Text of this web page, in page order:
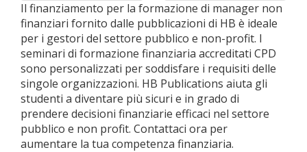
Il finanziamento per la formazione di manager non
finanziari fornito dalle pubblicazioni di HB è ideale
per i gestori del settore pubblico e non-profit. I
seminari di formazione finanziaria accreditati CPD
sono personalizzati per soddisfare i requisiti delle
singole organizzazioni. HB Publications aiuta gli
studenti a diventare più sicuri e in grado di
prendere decisioni finanziarie efficaci nel settore
pubblico e non profit. Contattaci ora per
aumentare la tua competenza finanziaria.